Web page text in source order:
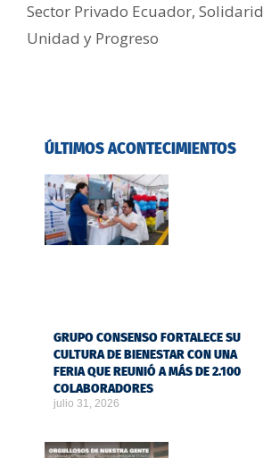
Sector Privado Ecuador,
Unidad y Progreso
ÚLTIMOS ACONTECIMIENTOS
GRUPO CONSENSO FORTALECE SU
CULTURA DE BIENESTAR CON UNA
FERIA QUE REUNIÓ A MÁS DE 2.100
COLABORADORES
julio 31, 2026